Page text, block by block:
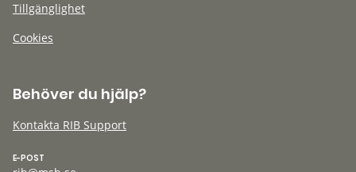
Tillgänglighet
Cookies
Behöver du hjälp?
Kontakta RIB Support
E-POST